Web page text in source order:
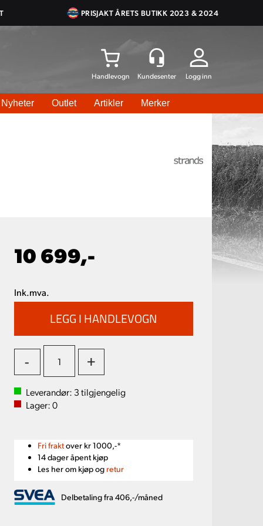
PRISJAKT ÅRETS BUTIKK 2023 & 2024
Logg inn
Nyheter Outlet Artikler Merker
10 699,-
Ink.mva.
- +
Leverandør: 3tilgjengelig
Lager:0
Fri fraktover kr 1000,-*
14 dager åpent kjøp
Les her om kjøp og retur
Delbetaling fra 406,-/måned